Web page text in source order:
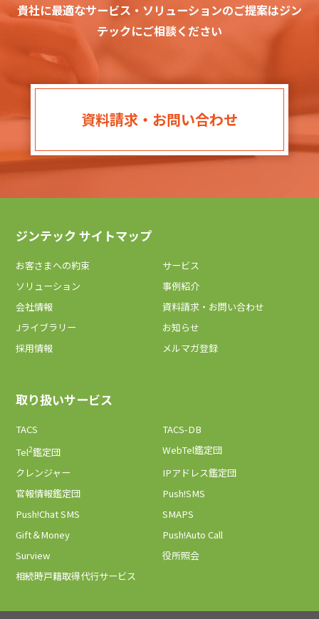
貴社に最適なサービス・ソリューションのご提案はジン
テックにご相談ください
資料請求・お問い合わせ
ジンテック サイトマップ
お客さまへの約束
サービス
ソリューション
事例紹介
会社情報
資料請求・お問い合わせ
Jライブラリー
お知らせ
採用情報
メルマガ登録
取り扱いサービス
TACS
TACS-DB
Tel2鑑定団
WebTel鑑定団
クレンジャー
IPアドレス鑑定団
官報情報鑑定団
Push!SMS
Push!Chat SMS
SMAPS
Gift＆Money
Push!Auto Call
Surview
役所照会
相続時戸籍取得代行サービス